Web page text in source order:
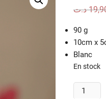
د.ت
90 g
10cm x
Blanc
En stock
quantité